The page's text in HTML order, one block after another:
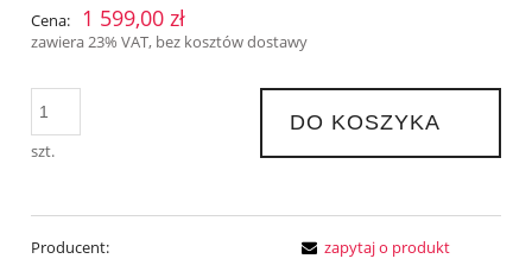
Cena: 1 599,00 zł
zawiera 23% VAT, bez kosztów dostawy
szt.
DO KOSZYKA
Producent:
zapytaj o produkt